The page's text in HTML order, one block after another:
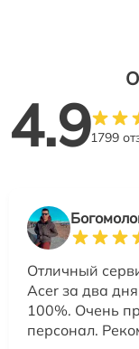
4.91799
Отличный
Acer за два
100%. Очень
персонал.